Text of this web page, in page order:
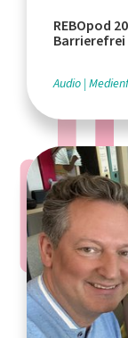
REBOpod
Barrierefrei
Audio